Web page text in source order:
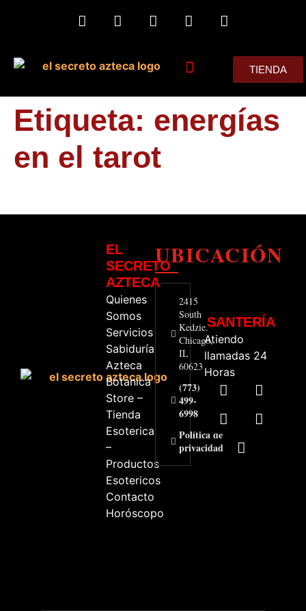
TIENDA
Etiqueta: energías
en el tarot
EL
SECRETO
AZTECA
Quienes
Somos
Servicios
Sabiduría
Azteca
Botanica
Store –
Tienda
Esoterica
–
Productos
Esotericos
Contacto
Horóscopo
UBICACIÓN
2415
South
Kedzie.
Chicago,
IL
60623
(773)
499-
6998
Política de
privacidad
SANTERÍA
Atiendo
llamadas 24
Horas